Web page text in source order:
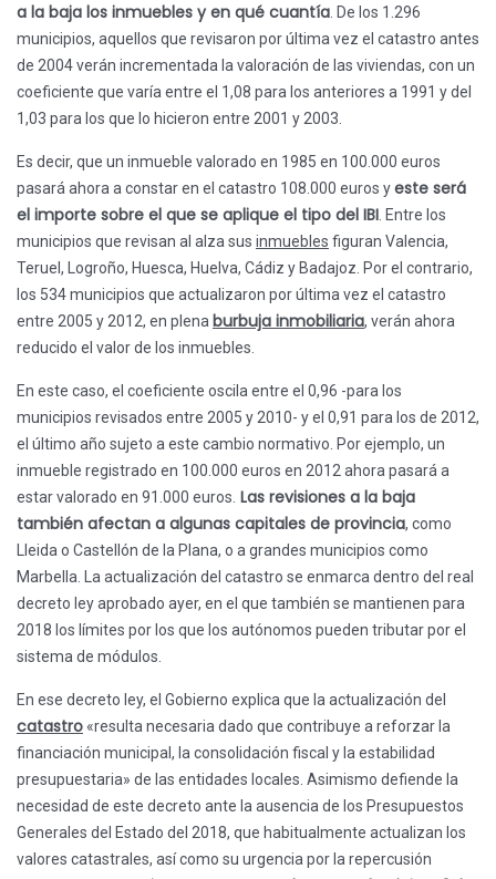
a la baja los inmuebles y en qué cuantía . De los 1.296
municipios, aquellos que revisaron por última vez el catastro antes
de 2004 verán incrementada la valoración de las viviendas, con un
coeficiente que varía entre el 1,08 para los anteriores a 1991 y del
1,03 para los que lo hicieron entre 2001 y 2003.
Es decir, que un inmueble valorado en 1985 en 100.000 euros
pasará ahora a constar en el catastro 108.000 euros yeste será
el importe sobre el que se aplique el tipo del IBI . Entre los
municipios que revisan al alza sus inmuebles figuran Valencia,
Teruel, Logroño, Huesca, Huelva, Cádiz y Badajoz. Por el contrario,
los 534 municipios que actualizaron por última vez el catastro
entre 2005 y 2012, en plena burbuja inmobiliaria, verán ahora
reducido el valor de los inmuebles.
En este caso, el coeficiente oscila entre el 0,96 -para los
municipios revisados entre 2005 y 2010- y el 0,91 para los de 2012,
el último año sujeto a este cambio normativo. Por ejemplo, un
inmueble registrado en 100.000 euros en 2012 ahora pasará a
estar valorado en 91.000 euros. Las revisiones a la baja
también afectan a algunas capitales de provincia, como
Lleida o Castellón de la Plana, o a grandes municipios como
Marbella. La actualización del catastro se enmarca dentro del real
decreto ley aprobado ayer, en el que también se mantienen para
2018 los límites por los que los autónomos pueden tributar por el
sistema de módulos.
En ese decreto ley, el Gobierno explica que la actualización del
catastro «resulta necesaria dado que contribuye a reforzar la
financiación municipal, la consolidación fiscal y la estabilidad
presupuestaria» de las entidades locales. Asimismo defiende la
necesidad de este decreto ante la ausencia de los Presupuestos
Generales del Estado del 2018, que habitualmente actualizan los
valores catastrales, así como su urgencia por la repercusión